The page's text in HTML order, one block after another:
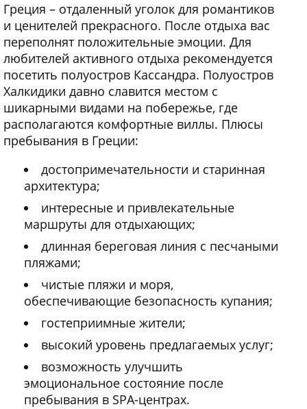
Греция – отдаленный уголок для романтиков
и ценителей прекрасного. После отдыха вас
переполнят положительные эмоции. Для
любителей активного отдыха рекомендуется
посетить полуостров Кассандра. Полуостров
Халкидики давно славится местом с
шикарными видами на побережье, где
располагаются комфортные виллы. Плюсы
пребывания в Греции:
достопримечательности и старинная
архитектура;
интересные и привлекательные
маршруты для отдыхающих;
длинная береговая линия с песчаными
пляжами;
чистые пляжи и моря,
обеспечивающие безопасность купания;
гостеприимные жители;
высокий уровень предлагаемых услуг;
возможность улучшить
эмоциональное состояние после
пребывания в SPA-центрах.